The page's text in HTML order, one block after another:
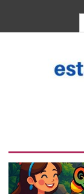
contenido